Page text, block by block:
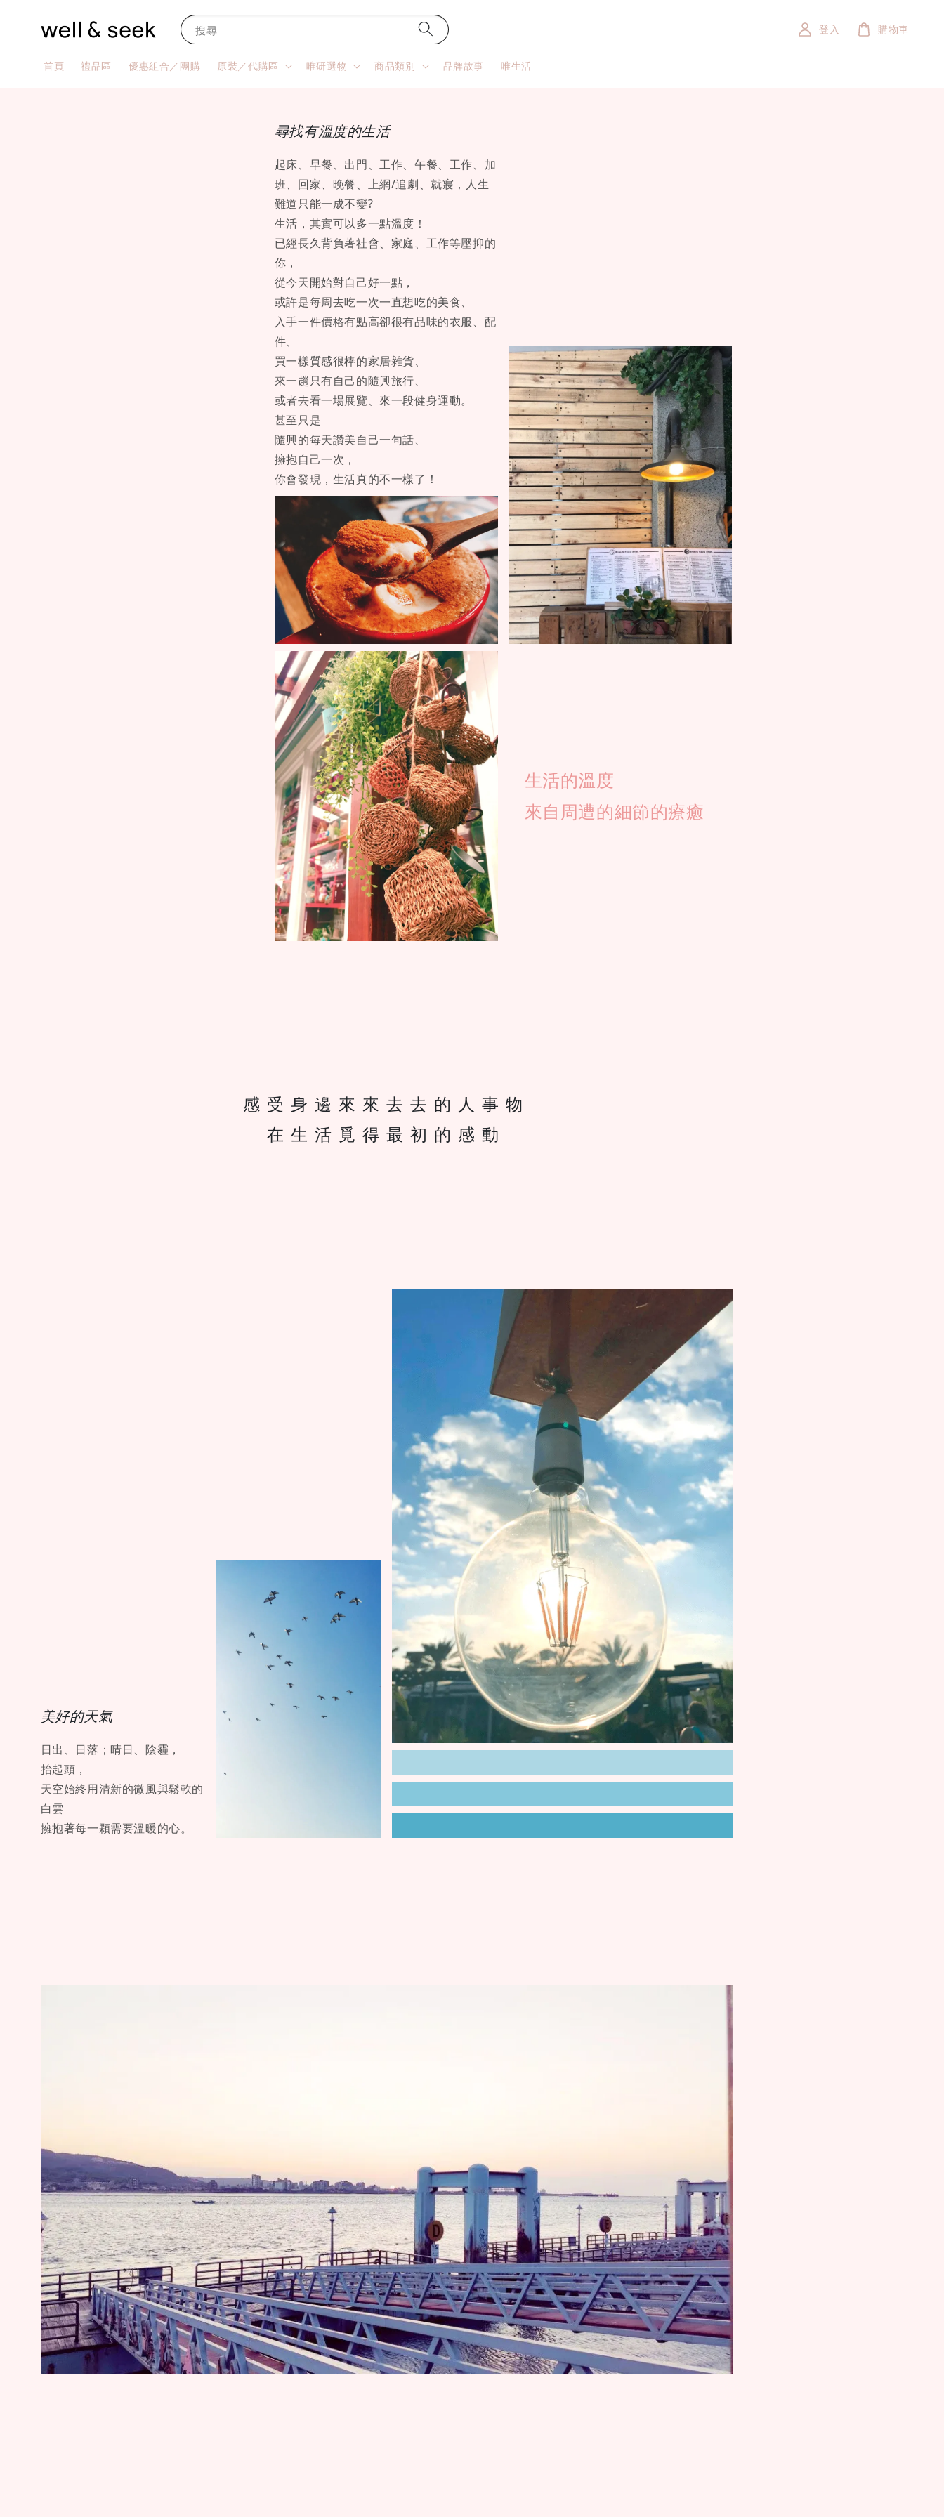
搜尋
首頁 禮品區 優惠組合／團購 原裝／代購區 唯研選物 商品類別 品牌故事 唯生活
登入 購物車
尋找有溫度的生活
起床、早餐、出門、工作、午餐、工作、加
班、回家、晚餐、上網/追劇、就寢，人生
難道只能一成不變?
生活，其實可以多一點溫度！
已經長久背負著社會、家庭、工作等壓抑的
你，
從今天開始對自己好一點，
或許是每周去吃一次一直想吃的美食、
入手一件價格有點高卻很有品味的衣服、配
件、
買一樣質感很棒的家居雜貨、
來一趟只有自己的隨興旅行、
或者去看一場展覽、來一段健身運動。
甚至只是
隨興的每天讚美自己一句話、
擁抱自己一次，
你會發現，生活真的不一樣了！
生活的溫度
來自周遭的細節的療癒
感受身邊來來去去的人事物
在生活覓得最初的感動
美好的天氣
日出、日落；晴日、陰霾，
抬起頭，
天空始終用清新的微風與鬆軟的
白雲
擁抱著每一顆需要溫暖的心。